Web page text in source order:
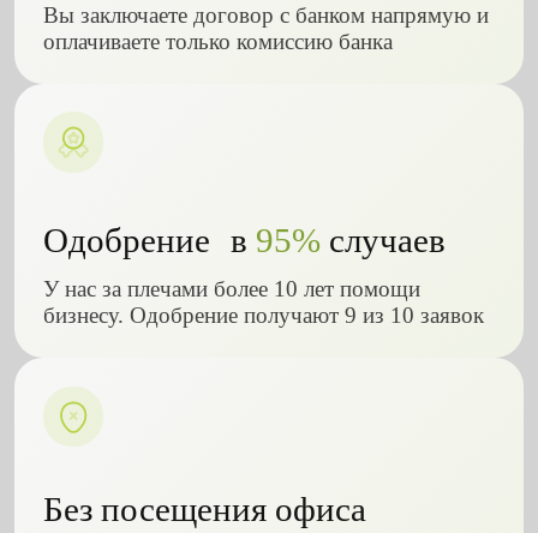
Вы заключаете договор с банком напрямую и
оплачиваете только комиссию банка
Одобрение в 95%случаев
У нас за плечами более 10 лет помощи
бизнесу. Одобрение получают 9 из 10 заявок
Без посещения офиса